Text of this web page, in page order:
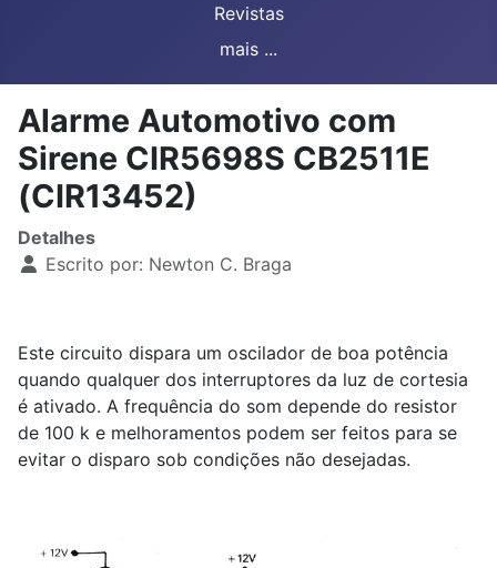
Revistas
mais ...
Alarme Automotivo com
Sirene CIR5698S CB2511E
(CIR13452)
Detalhes
Escrito por: Newton C. Braga
Este circuito dispara um oscilador de boa potência
quando qualquer dos interruptores da luz de cortesia
é ativado. A frequência do som depende do resistor
de 100 k e melhoramentos podem ser feitos para se
evitar o disparo sob condições não desejadas.